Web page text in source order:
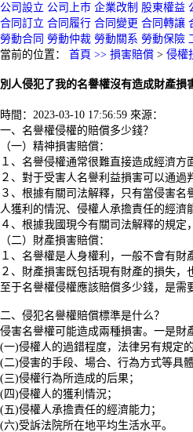
公司設立 公司上市 企業改制 股東權益
合同訂立 合同履行 合同變更 合同轉讓
勞動合同 勞動仲裁 勞動關系 勞動保險
當前的位置：
首頁 >> 損害賠償 > 侵權
別人侵犯了我的名譽權沒有造成財產損
時間：2023-03-10 17:56:59 來源：
一、名譽權侵權的賠償多少錢？
（一） 精神損害賠償：
１、名譽侵權通常很難直接造成經濟方
２、對于受害人名譽利益損害可以通
３、根據有關司法解釋，只有當侵害名
人獲利的情況、侵權人承擔責任的經濟
４、根據我國現今有關司法解釋的規
（二）財產損害賠償：
１、名譽權是人身權利，一般不會有
２、財產損害既包括現有財產的損失
至于名譽權侵權應該賠償多少錢，是需
二、侵犯名譽權賠償標準是什么？
侵害名譽權可能造成兩種損害。一是財
(一)侵權人的過錯程度，法律另有規定的
(二)侵害的手段、場合、行為方式等具體
(三)侵權行為所造成的后果；
(四)侵權人的獲利情況；
(五)侵權人承擔責任的經濟能力；
(六)受訴法院所在地平均生活水平。